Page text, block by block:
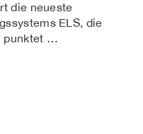
die neueste
ELS, die
punktet …